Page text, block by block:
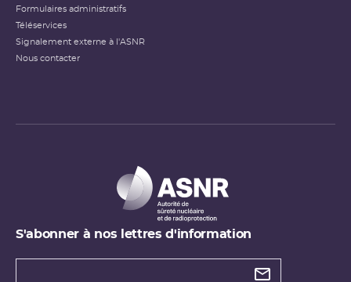
Formulaires administratifs
Téléservices
Signalement externe à l'ASNR
Nous contacter
S'abonner à nos lettres d'information
Types de